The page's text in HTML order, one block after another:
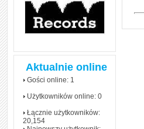
Aktualnie online
Gości online: 1
Użytkowników online: 0
Łącznie użytkowników:
20,154